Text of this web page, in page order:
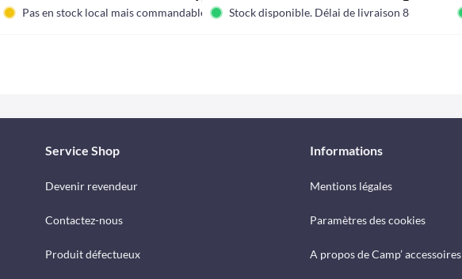
jours
Pas en stock local mais commandable. Stock disponible. Délai de livraison 8-12 jours
Service Shop
Devenir revendeur
Contactez-nous
Produit défectueux
Informations
Mentions légales
Paramètres des cookies
A propos de Camp’ accessoires